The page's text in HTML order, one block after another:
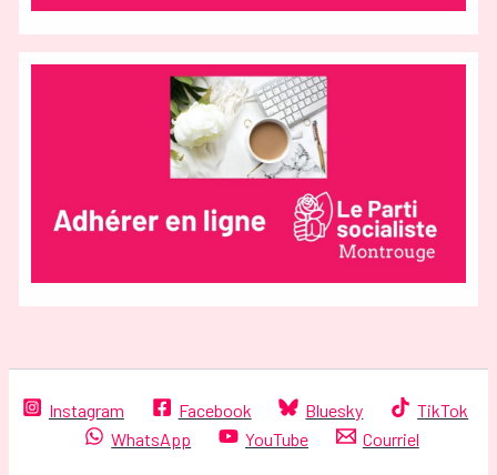
Instagram Facebook Bluesky
TikTok
WhatsApp
YouTube Courriel